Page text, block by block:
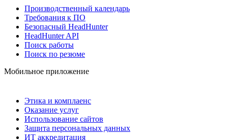
Производственный календарь
Требования к ПО
Безопасный HeadHunter
HeadHunter API
Поиск работы
Поиск по резюме
Мобильное приложение
Этика и комплаенс
Оказание услуг
Использование сайтов
Защита персональных данных
ИТ аккредитация